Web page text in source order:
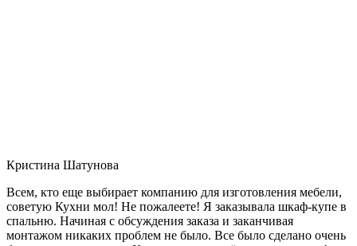
Кристина Шатунова
Всем, кто еще выбирает компанию для изготовления мебели,
советую Кухни мол! Не пожалеете! Я заказывала шкаф-купе в
спальню. Начиная с обсуждения заказа и заканчивая
монтажом никаких проблем не было. Все было сделано очень